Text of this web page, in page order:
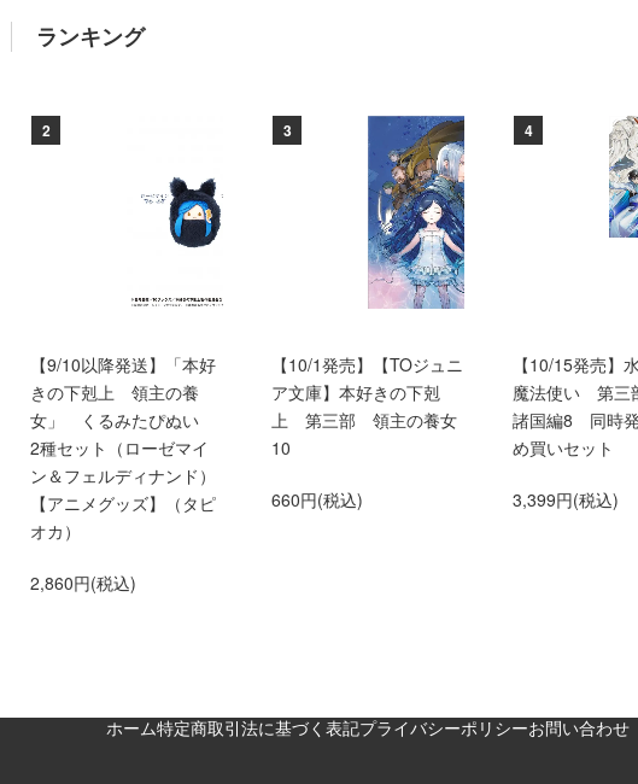
ランキング
2
【9/10以降発送】「本好
きの下剋上 領主の養
女」 くるみたぴぬい
2種セット（ローゼマイ
ン＆フェルディナンド）
【アニメグッズ】（タピ
オカ）
2,860円(税込)
3
【10/1発売】【TOジュニ
ア文庫】本好きの下剋
上 第三部 領主の養女
10
660円(税込)
4
【10/15発売】
魔法使い 第
諸国編8 同時
め買いセット
3,399円(税込)
ホーム特定商取引法に基づく表記プライバシーポリシーお問い合わせ